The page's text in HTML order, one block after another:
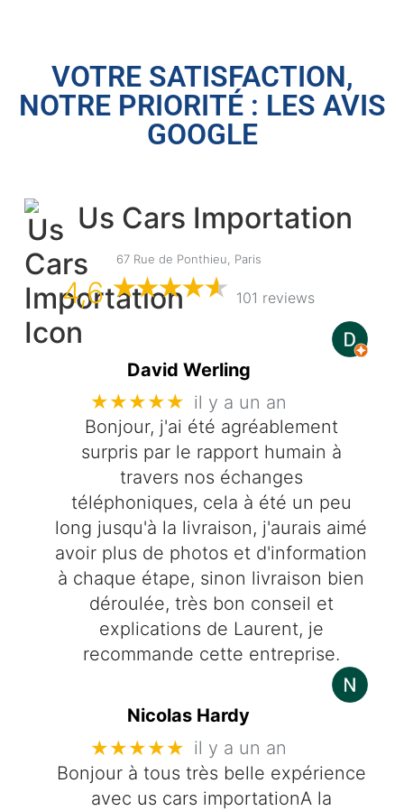
VOTRE SATISFACTION,
NOTRE PRIORITÉ : LES AVIS
GOOGLE
Us Cars Importation
67 Rue de Ponthieu, Paris
4,6 101 reviews
David Werling
★★★★★ il y a un an
Bonjour, j'ai été agréablement
surpris par le rapport humain à
travers nos échanges
téléphoniques, cela à été un peu
long jusqu'à la livraison, j'aurais aimé
avoir plus de photos et d'information
à chaque étape, sinon livraison bien
déroulée, très bon conseil et
explications de Laurent, je
recommande cette entreprise.
Nicolas Hardy
★★★★★ il y a un an
Bonjour à tous très belle expérience
avec us cars importationA la